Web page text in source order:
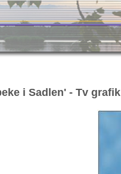
i Sadlen' - Tv grafik